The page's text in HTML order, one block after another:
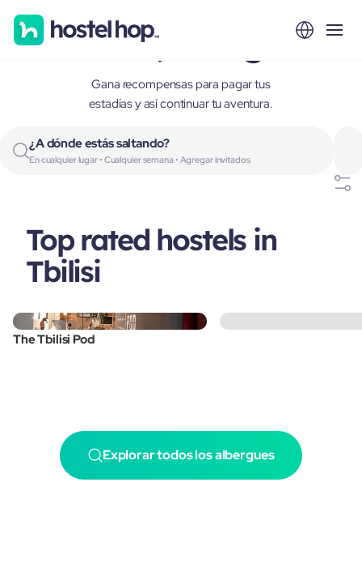
Tbilisi, Georgia
Gana recompensas para pagar tus
estadías y así continuar tu aventura.
¿A dónde estás saltando?
En cualquier lugar • Cualquier semana • Agregar invitados
Top rated hostels in
Tbilisi
The Tbilisi Pod
Explorar todos los albergues